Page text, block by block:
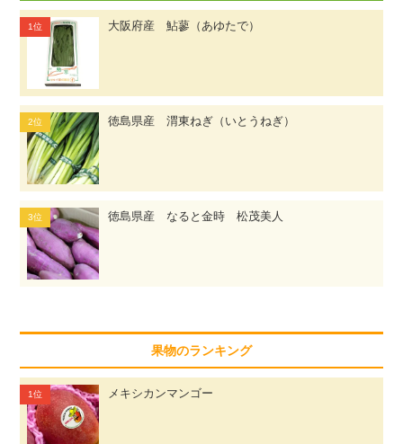
大阪府産 鮎蓼（あゆたで）
徳島県産 渭東ねぎ（いとうねぎ）
徳島県産 なると金時 松茂美人
果物のランキング
メキシカンマンゴー